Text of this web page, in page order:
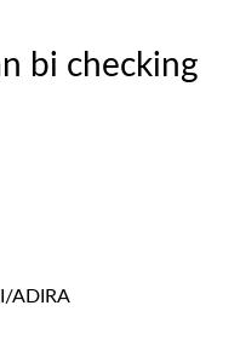
bi checking
ADIRA